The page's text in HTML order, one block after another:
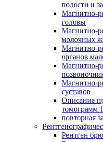
полости и
Магнитно-
головы
Магнитно-
молочных
Магнитно-
органов
Магнитно-
Магнитно-
суставов
Описание
томограмм
повторная
Рентген